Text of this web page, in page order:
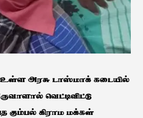
உள்ள அரசு டாஸ்மாக் கடையில்
வெட்டிவிட்டு
கும்பல் கிராம மக்கள்